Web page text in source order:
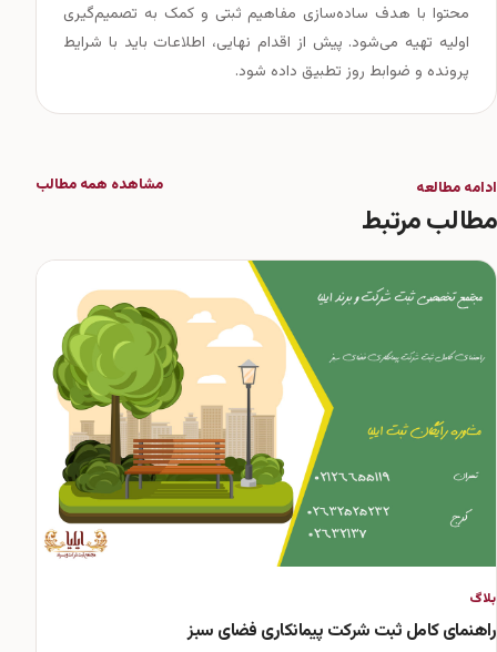
محتوا با هدف ساده‌سازی مفاهیم ثبتی و کمک به تصمیم‌گیری
اولیه تهیه می‌شود. پیش از اقدام نهایی، اطلاعات باید با شرایط
پرونده و ضوابط روز تطبیق داده شود.
ادامه مطالعه
مطالب مرتبط
مشاهده همه مطالب
بلاگ
راهنمای کامل ثبت شرکت پیمانکاری فضای سبز